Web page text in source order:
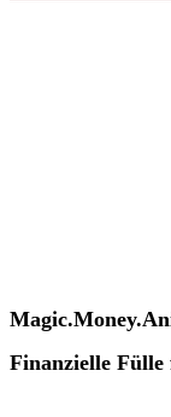
Finanzielle Fülle